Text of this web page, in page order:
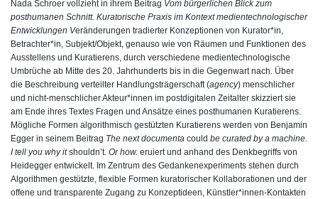
Nada Schroer vollzieht in ihrem Beitrag Vom bürgerlichen Blick zum
posthumanen Schnitt. Kuratorische Praxis im Kontext medientechnologischer
Entwicklungen Veränderungen tradierter Konzeptionen von Kurator*in,
Betrachter*in, Subjekt/Objekt, genauso wie von Räumen und Funktionen des
Ausstellens und Kuratierens, durch verschiedene medientechnologische
Umbrüche ab Mitte des 20. Jahrhunderts bis in die Gegenwart nach. Über
die Beschreibung verteilter Handlungsträgerschaft (agency) menschlicher
und nicht-menschlicher Akteur*innen im postdigitalen Zeitalter skizziert sie
am Ende ihres Textes Fragen und Ansätze eines posthumanen Kuratierens.
Mögliche Formen algorithmisch gestützten Kuratierens werden von Benjamin
Egger in seinem Beitrag The next documenta could be curated by a machine.
I tell you why itshouldn’t. Or how. eruiert und anhand des Denkbegriffs von
Heidegger entwickelt. Im Zentrum des Gedankenexperiments stehen durch
Algorithmen gestützte, flexible Formen kuratorischer Kollaborationen und der
offene und transparente Zugang zu Konzeptideen, Künstler*innen-Kontakten